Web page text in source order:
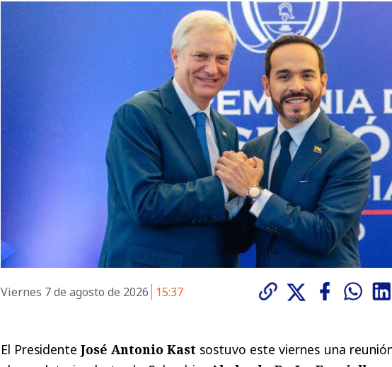
Viernes 7 de agosto de 2026 15:37
El Presidente José Antonio Kast sostuvo este viernes una